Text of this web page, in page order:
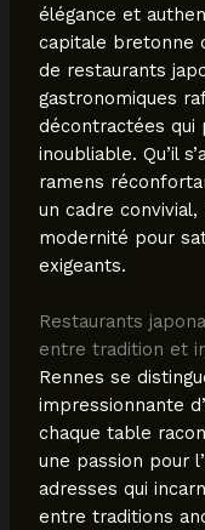
élégance et
capitale bretonne
de restaurants
gastronomiques
décontractées qui
inoubliable. Qu’il
ramens
un cadre
modernité pour
exigeants.
Restaurants
entre tradition et
Rennes se
impressionnante
chaque table
une passion pour
adresses qui
entre traditions